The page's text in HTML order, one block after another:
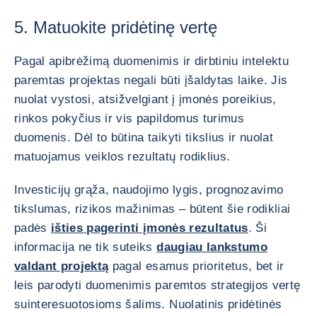
5. Matuokite pridėtinę vertę
Pagal apibrėžimą duomenimis ir dirbtiniu intelektu
paremtas projektas negali būti įšaldytas laike. Jis
nuolat vystosi, atsižvelgiant į įmonės poreikius,
rinkos pokyčius ir vis papildomus turimus
duomenis. Dėl to būtina taikyti tikslius ir nuolat
matuojamus veiklos rezultatų rodiklius.
Investicijų grąža, naudojimo lygis, prognozavimo
tikslumas, rizikos mažinimas – būtent šie rodikliai
padės išties pagerinti įmonės rezultatus. Ši
informacija ne tik suteiksdaugiau lankstumo
valdant projektąpagal esamus prioritetus, bet ir
leis parodyti duomenimis paremtos strategijos vertę
suinteresuotosioms šalims. Nuolatinis pridėtinės